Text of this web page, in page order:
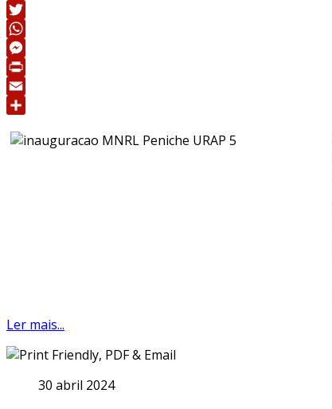
Facebook
Twitter
WhatsApp
Messenger
Print
Email
Ler mais...
30 abril 2024